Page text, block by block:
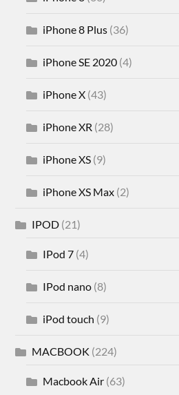
iPhone 8 Plus (36)
iPhone SE 2020 (4)
iPhone X (43)
iPhone XR (28)
iPhone XS (9)
iPhone XS Max (2)
IPOD (21)
IPod 7 (4)
IPod nano (8)
iPod touch (9)
MACBOOK (224)
Macbook Air (63)